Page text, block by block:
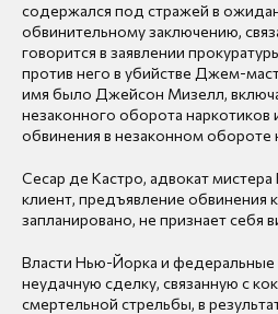
содержался под стражей в
обвинительному заключению,
говорится в заявлении
против него в убийстве Джем-
имя было Джейсон Мизелл,
незаконного оборота наркотиков
обвинения в незаконном обороте
Сесар де Кастро, адвокат мистера
клиент, предъявление обвинения
запланировано, не признает себя
Власти Нью-Йорка и федеральные
неудачную сделку, связанную с
смертельной стрельбы, в